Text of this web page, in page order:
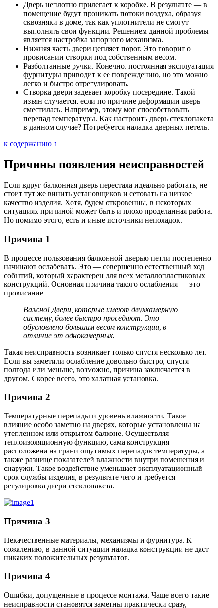
Дверь неплотно прилегает к коробке. В результате — в
помещение будут проникать потоки воздуха, образуя
сквозняки в доме, так как уплотнители не смогут
выполнять свои функции. Решением данной проблемы
является настройка запорного механизма.
Нижняя часть двери цепляет порог. Это говорит о
провисании створки под собственным весом.
Разболтанные ручки. Конечно, постоянная эксплуатация
фурнитуры приводит к ее повреждению, но это можно
легко и быстро отрегулировать.
Створка двери задевает коробку посередине. Такой
изъян случается, если по причине деформации дверь
сместилась. Например, этому мог способствовать
перепад температуры. Как настроить дверь стеклопакета
в данном случае? Потребуется наладка дверных петель.
к содержанию ↑
Причины появления неисправностей
Если вдруг балконная дверь перестала идеально работать, не
стоит тут же винить установщиков и сетовать на низкое
качество изделия. Хотя, будем откровенны, в некоторых
ситуациях причиной может быть и плохо проделанная работа.
Но помимо этого, есть и иные источники неполадок.
Причина 1
В процессе пользования балконной дверью петли постепенно
начинают ослабевать. Это — совершенно естественный ход
событий, который характерен для всех металлопластиковых
конструкций. Основная причина такого ослабления — это
провисание.
Важно! Двери, которые имеют двухкамерную
систему, более быстро проседают. Это
обусловлено большим весом конструкции, в
отличие от однокамерных.
Такая неисправность возникает только спустя несколько лет.
Если вы заметили ослабление довольно быстро, спустя
полгода или меньше, возможно, причина заключается в
другом. Скорее всего, это халатная установка.
Причина 2
Температурные перепады и уровень влажности. Такое
влияние особо заметно на дверях, которые установлены на
утепленном или открытом балконе. Осуществляя
теплоизоляционную функцию, сама конструкция
расположена на грани ощутимых перепадов температуры, а
также разнице показателей влажности внутри помещения и
снаружи. Такое воздействие уменьшает эксплуатационный
срок службы изделия, в результате чего и требуется
регулировка двери стеклопакета.
Причина 3
Некачественные материалы, механизмы и фурнитура. К
сожалению, в данной ситуации наладка конструкции не даст
никаких положительных результатов.
Причина 4
Ошибки, допущенные в процессе монтажа. Чаще всего такие
неисправности становятся заметны практически сразу,